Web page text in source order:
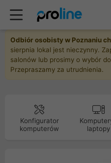
Odbiór osobisty w Poznaniu
sierpnia lokal jest nieczynny.
salonów lub prosimy o wybór
Przepraszamy za utrudnienia.
Konfigurator
komputerów
laptopy